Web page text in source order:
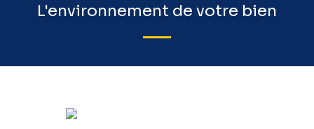
L'environnement de votre bien